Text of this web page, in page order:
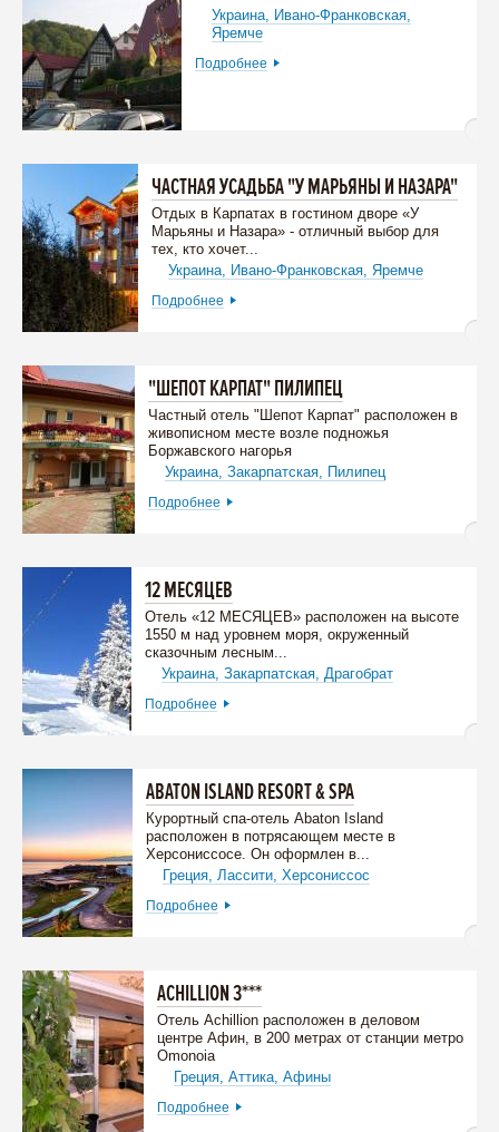
Украина, Ивано-Франковская,
Яремче
Подробнее
ЧАСТНАЯ УСАДЬБА "У МАРЬЯНЫ И НАЗАРА"
Отдых в Карпатах в гостином дворе «У
Марьяны и Назара» - отличный выбор для
тех, кто хочет...
Украина, Ивано-Франковская,Яремче
Подробнее
"ШЕПОТ КАРПАТ" ПИЛИПЕЦ
Частный отель "Шепот Карпат" расположен в
живописном месте возле подножья
Боржавского нагорья
Украина, Закарпатская, Пилипец
Подробнее
12 МЕСЯЦЕВ
Отель «12 МЕСЯЦЕВ» расположен на высоте
1550 м над уровнем моря, окруженный
сказочным лесным...
Украина,Закарпатская,Драгобрат
Подробнее
ABATON ISLAND RESORT & SPA
Курортный спа-отель Abaton Island
расположен в потрясающем месте в
Херсониссосе. Он оформлен в...
Греция,Ласcити,Херсониссос
Подробнее
ACHILLION 3***
Отель Αchillion расположен в деловом
центре Афин, в 200 метрах от станции метро
Omonoia
Греция, Аттика, Афины
Подробнее